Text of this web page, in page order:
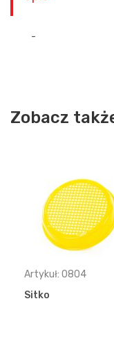
-
Zobacz
Artykuł: 0804
Sitko